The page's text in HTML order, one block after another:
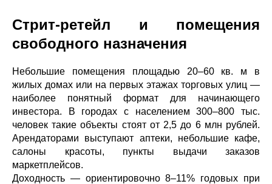
Стрит-ретейл и помещения
свободного назначения
Небольшие помещения площадью 20–60 кв. м в
жилых домах или на первых этажах торговых улиц —
наиболее понятный формат для начинающего
инвестора. В городах с населением 300–800 тыс.
человек такие объекты стоят от 2,5 до 6 млн рублей.
Арендаторами выступают аптеки, небольшие кафе,
салоны красоты, пункты выдачи заказов
маркетплейсов.
Доходность — ориентировочно 8–11% годовых при